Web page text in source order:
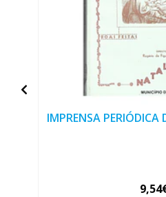
IMPRENSA PERIÓDICA